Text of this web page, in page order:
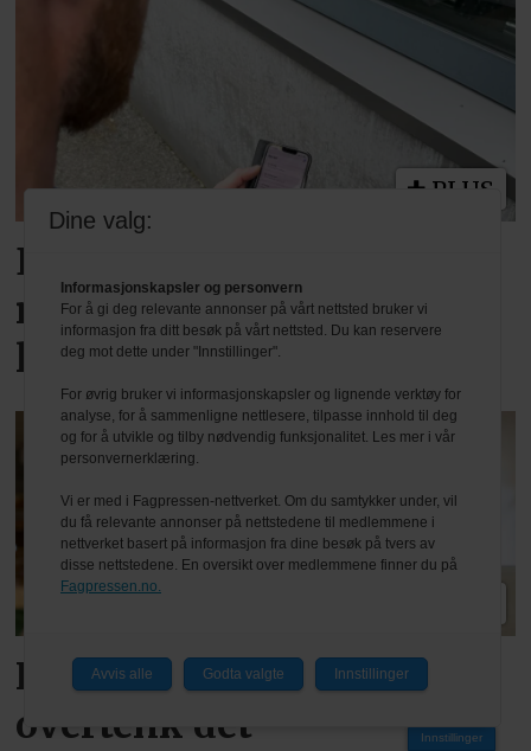
PLUS
Egenutviklet system gir
milliongevinst:Nå skal AI
løfte Lie Blikk videre
Kom i gang med AI – ikke
overtenk det
Innstillinger
Dine valg:
Informasjonskapsler og personvern
For å gi deg relevante annonser på vårt nettsted bruker vi
informasjon fra ditt besøk på vårt nettsted. Du kan reservere
deg mot dette under "Innstillinger".
For øvrig bruker vi informasjonskapsler og lignende verktøy for
analyse, for å sammenligne nettlesere, tilpasse innhold til deg
og for å utvikle og tilby nødvendig funksjonalitet. Les mer i vår
personvernerklæring.
Vi er med i Fagpressen-nettverket. Om du samtykker under, vil
du få relevante annonser på nettstedene til medlemmene i
nettverket basert på informasjon fra dine besøk på tvers av
disse nettstedene. En oversikt over medlemmene finner du på
Fagpressen.no.
Avvis alle Godta valgte Innstillinger